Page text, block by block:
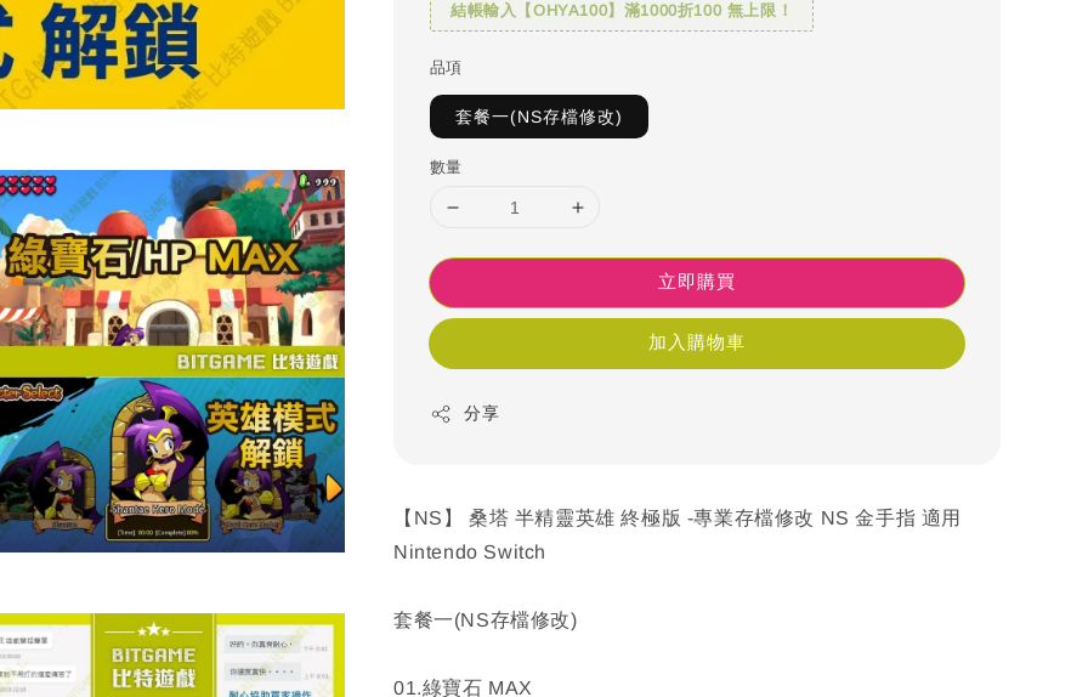
結帳輸入【OHYA100】滿1000折100 無上限！
品項
套餐一(NS存檔修改)
數量
立即購買
加入購物車
分享
【NS】 桑塔 半精靈英雄 終極版 -專業存檔修改 NS 金手指 適用
Nintendo Switch
套餐一(NS存檔修改)
01.綠寶石 MAX